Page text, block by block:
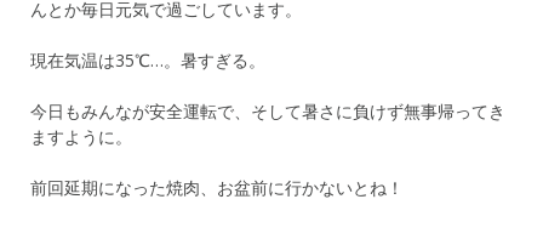
んとか毎日元気で過ごしています。
現在気温は35℃…。暑すぎる。
今日もみんなが安全運転で、そして暑さに負けず無事帰ってき
ますように。
前回延期になった焼肉、お盆前に行かないとね！